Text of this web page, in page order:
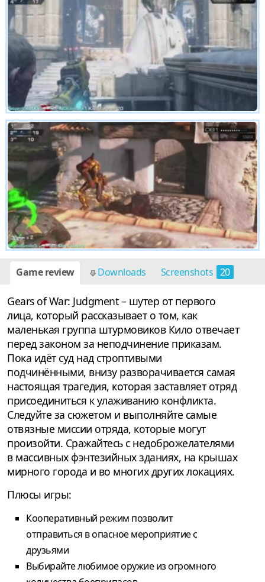
Game review Downloads Screenshots 20
Gears of War: Judgment – шутер от первого
лица, который рассказывает о том, как
маленькая группа штурмовиков Кило отвечает
перед законом за неподчинение приказам.
Пока идёт суд над строптивыми
подчинёнными, внизу разворачивается самая
настоящая трагедия, которая заставляет отряд
присоединиться к улаживанию конфликта.
Следуйте за сюжетом и выполняйте самые
отвязные миссии отряда, которые могут
произойти. Сражайтесь с недоброжелателями
в массивных фэнтезийных зданиях, на крышах
мирного города и во многих других локациях.
Плюсы игры:
Кооперативный режим позволит
отправиться в опасное мероприятие с
друзьями
Выбирайте любимое оружие из огромного